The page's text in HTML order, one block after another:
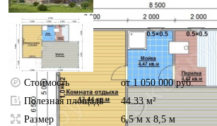
Стоимость
от 1 050 000 руб.
Полезная площадь
44.33 м²
Размер
6,5 м х 8,5 м